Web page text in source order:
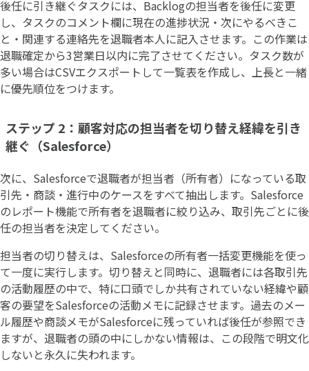
後任に引き継ぐタスクには、Backlogの担当者を後任に変更
し、タスクのコメント欄に現在の進捗状況・次にやるべきこ
と・関連する連絡先を退職者本人に記入させます。この作業は
退職確定から3営業日以内に完了させてください。タスク数が
多い場合はCSVエクスポートして一覧表を作成し、上長と一緒
に優先順位をつけます。
ステップ 2：顧客対応の担当者を切り替え経緯を引き
継ぐ（Salesforce）
次に、Salesforceで退職者が担当者（所有者）になっている取
引先・商談・進行中のケースをすべて抽出します。Salesforce
のレポート機能で所有者を退職者に絞り込み、取引先ごとに後
任の担当者を決定してください。
担当者の切り替えは、Salesforceの所有者一括変更機能を使っ
て一度に実行します。切り替えと同時に、退職者には各取引先
の活動履歴の中で、特に口頭でしか共有されていない経緯や顧
客の要望をSalesforceの活動メモに記録させます。過去のメー
ル履歴や商談メモがSalesforceに残っていれば後任が参照でき
ますが、退職者の頭の中にしかない情報は、この段階で明文化
しないと永久に失われます。